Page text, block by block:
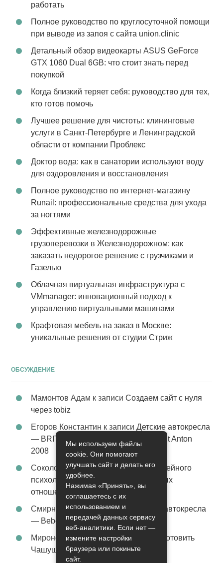
работать
Полное руководство по круглосуточной помощи
при выводе из запоя с сайта union.clinic
Детальный обзор видеокарты ASUS GeForce
GTX 1060 Dual 6GB: что стоит знать перед
покупкой
Когда близкий теряет себя: руководство для тех,
кто готов помочь
Лучшее решение для чистоты: клининговые
услуги в Санкт-Петербурге и Ленинградской
области от компании Проблекс
Доктор вода: как в санатории используют воду
для оздоровления и восстановления
Полное руководство по интернет-магазину
Runail: профессиональные средства для ухода
за ногтями
Эффективные железнодорожные
грузоперевозки в Железнодорожном: как
заказать недорогое решение с грузчиками и
Газелью
Облачная виртуальная инфраструктура с
VMmanager: инновационный подход к
управлению виртуальными машинами
Крафтовая мебель на заказ в Москве:
уникальные решения от студии Стриж
ОБСУЖДЕНИЕ
Мамонтов Адам к записиСоздаем сайт с нуля
через tobiz
Егоров Константин к записиДетские автокресла
— BRITAX Evolva 1-2-3 (1-2-3) цвет St Anton
2008
Соколова Эльзак записиУслуги семейного
психолога – стабильность в семейных
отношениях
Смирнова Грацияк записи
Детские автокресла
— Bebe Confort Moby цвет Orange
Миронов Никифорк записи
Как приготовить
Чашушули
Мы используем файлы
cookie. Они помогают
улучшать сайт и делать его
удобнее.
Нажимая «Принять», вы
соглашаетесь с их
использованием и
передачей данных сервису
веб-аналитики. Если нет —
измените настройки
браузера или покиньте
сайт.